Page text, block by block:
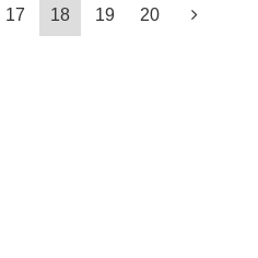
17 18 19 20